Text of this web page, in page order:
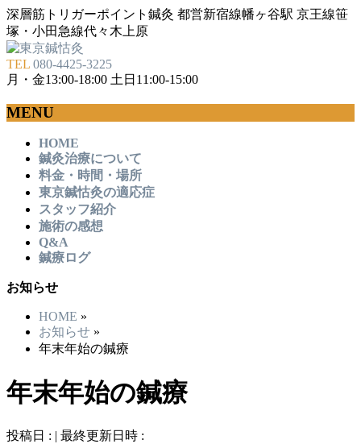
深層筋トリガーポイント鍼灸 都営新宿線幡ヶ谷駅 京王線笹
塚・小田急線代々木上原
TEL 080-4425-3225
月・金13:00-18:00 土日11:00-15:00
MENU
HOME
鍼灸治療について
料金・時間・場所
東京鍼怙灸の適応症
スタッフ紹介
施術の感想
Q&A
鍼療ログ
お知らせ
HOME »
お知らせ »
年末年始の鍼療
年末年始の鍼療
投稿日 : 最終更新日時 :